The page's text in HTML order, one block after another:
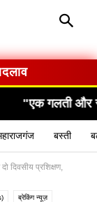
खत्म… देखिए कैसे
बस्ती
दिवसीय प्रशिक्षण,
ब्रेकिंग न्यूज़